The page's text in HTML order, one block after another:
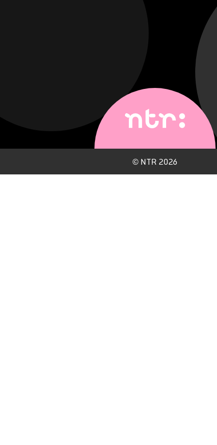
© NTR 2026